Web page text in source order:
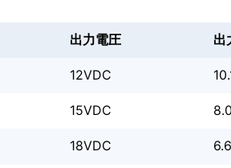
出力電圧 出
12VDC
15VDC
18VDC